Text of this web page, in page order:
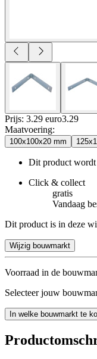
Prijs: 3.29 euro3.29
Maatvoering:
100x100x20 mm
Dit product wordt
Click & collect
gratis
Vandaag
Dit product is in deze
Wijzig bouwmarkt
Voorraad in de
Selecteer jouw
In welke bouwmarkt te